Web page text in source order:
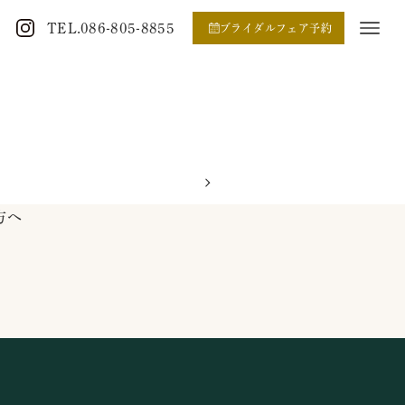
TEL.086-805-8855 ブライダルフェア予約
へ